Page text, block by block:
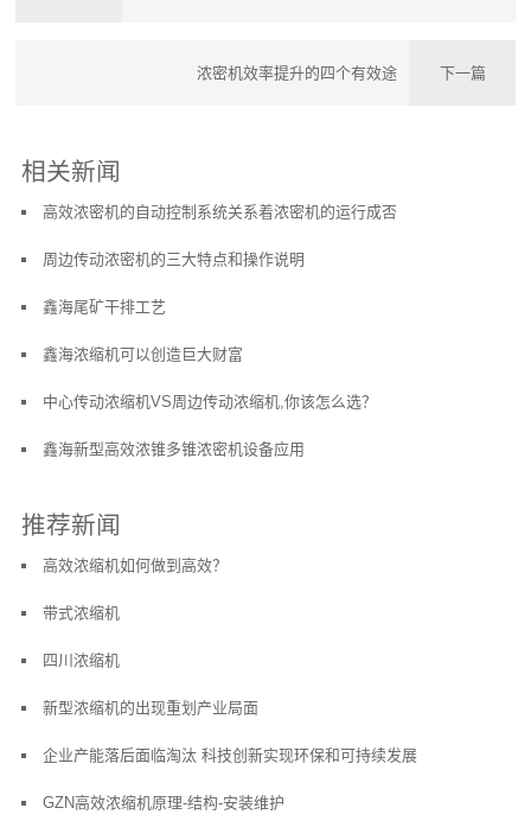
浓密机效率提升的四个有效途 下一篇
相关新闻
高效浓密机的自动控制系统关系着浓密机的运行成否
周边传动浓密机的三大特点和操作说明
鑫海尾矿干排工艺
鑫海浓缩机可以创造巨大财富
中心传动浓缩机VS周边传动浓缩机,你该怎么选？
鑫海新型高效浓锥多锥浓密机设备应用
推荐新闻
高效浓缩机如何做到高效？
带式浓缩机
四川浓缩机
新型浓缩机的出现重划产业局面
企业产能落后面临淘汰 科技创新实现环保和可持续发展
GZN高效浓缩机原理-结构-安装维护